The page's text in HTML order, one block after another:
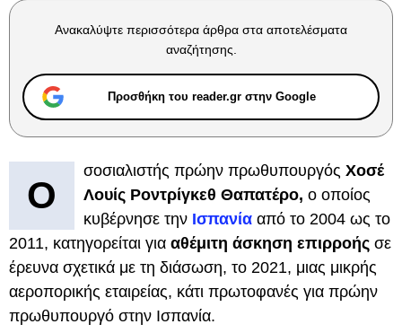
Ανακαλύψτε περισσότερα άρθρα στα αποτελέσματα
αναζήτησης.
Προσθήκη του reader.gr στην Google
Ο
σοσιαλιστής πρώην πρωθυπουργός Χοσέ
Λουίς Ροντρίγκεθ Θαπατέρο, ο οποίος
κυβέρνησε την Ισπανία από το 2004 ως το
2011, κατηγορείται για αθέμιτη άσκηση επιρροής σε
έρευνα σχετικά με τη διάσωση, το 2021, μιας μικρής
αεροπορικής εταιρείας, κάτι πρωτοφανές για πρώην
πρωθυπουργό στην Ισπανία.